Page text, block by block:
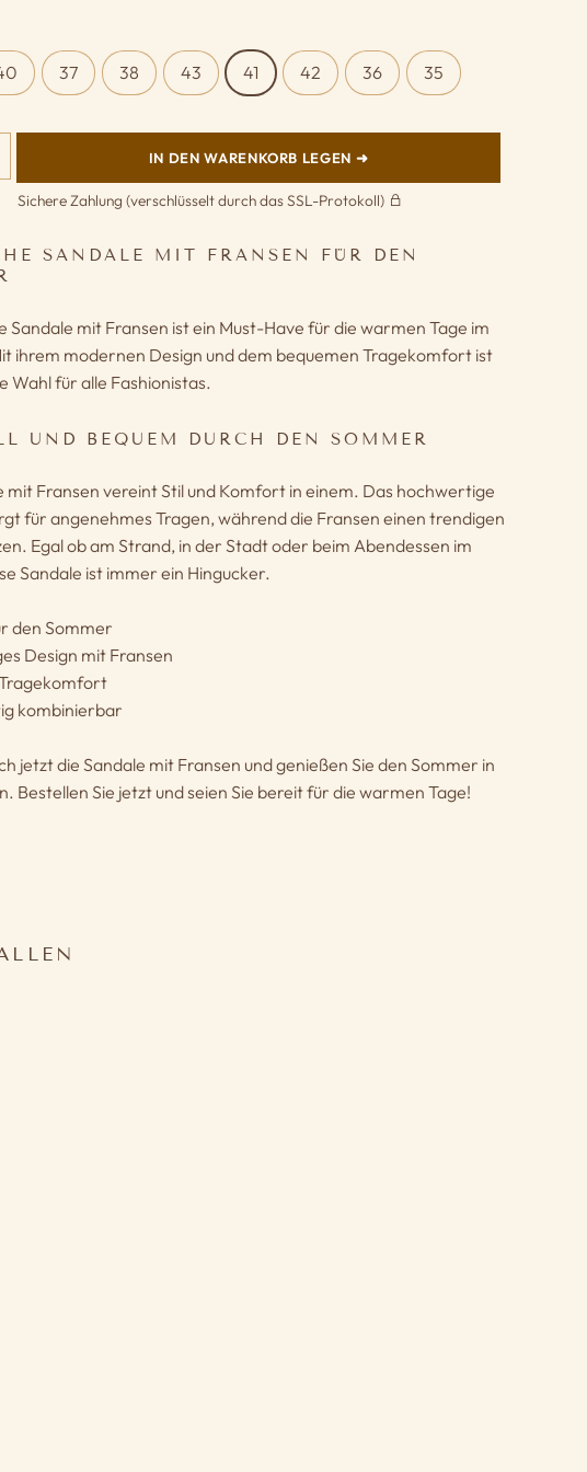
37 38 43 41 42 36 35
IN DEN WARENKORB LEGEN ➜
Sichere Zahlung (verschlüsselt durch das SSL-Protokoll)
SANDALE MIT FRANSEN FÜR DEN
Sandale mit Fransen ist ein Must-Have für die warmen Tage im
ihrem modernen Design und dem bequemen Tragekomfort ist
Wahl für alle Fashionistas.
UND BEQUEM DURCH DEN SOMMER
mit Fransen vereint Stil und Komfort in einem. Das hochwertige
für angenehmes Tragen, während die Fransen einen trendigen
Egal ob am Strand, in der Stadt oder beim Abendessen im
Sandale ist immer ein Hingucker.
den Sommer
Design mit Fransen
kombinierbar
jetzt die Sandale mit Fransen und genießen Sie den Sommer in
Bestellen Sie jetzt und seien Sie bereit für die warmen Tage!